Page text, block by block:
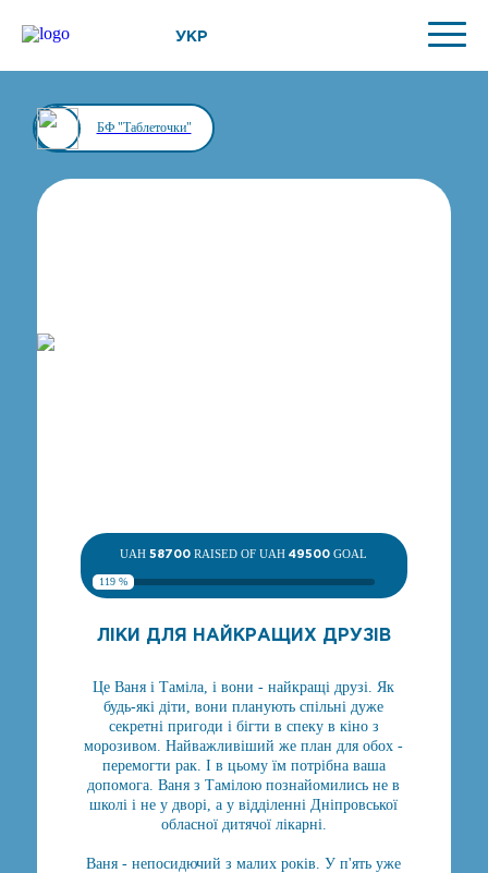
УКР
БФ "Таблеточки"
UAH58700 RAISED OF UAH49500 GOAL
119 %
ЛІКИ ДЛЯ НАЙКРАЩИХ ДРУЗІВ
Це Ваня і Таміла, і вони - найкращі друзі. Як
будь-які діти, вони планують спільні дуже
секретні пригоди і бігти в спеку в кіно з
морозивом. Найважливіший же план для обох -
перемогти рак. І в цьому їм потрібна ваша
допомога. Ваня з Тамілою познайомились не в
школі і не у дворі, а у відділенні Дніпровської
обласної дитячої лікарні.
Ваня - непосидючий з малих років. У п'ять уже